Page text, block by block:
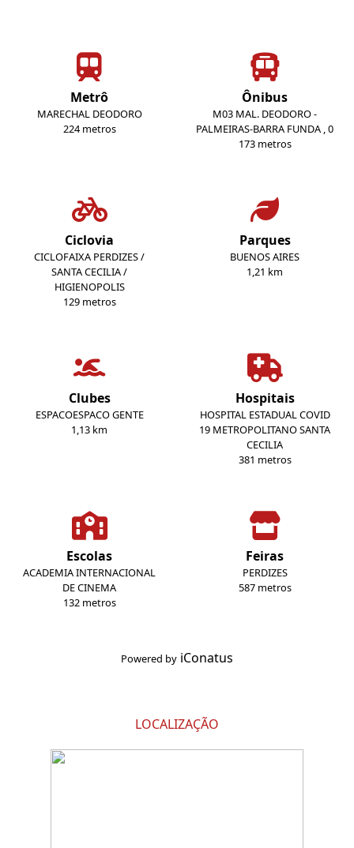
Metrô
MARECHAL DEODORO
224 metros
Ônibus
M03 MAL. DEODORO -
PALMEIRAS-BARRA FUNDA , 0
173 metros
Ciclovia
CICLOFAIXA PERDIZES /
SANTA CECILIA /
HIGIENOPOLIS
129 metros
Parques
BUENOS AIRES
1,21 km
Clubes
ESPACOESPACO GENTE
1,13 km
Hospitais
HOSPITAL ESTADUAL COVID
19 METROPOLITANO SANTA
CECILIA
381 metros
Escolas
ACADEMIA INTERNACIONAL
DE CINEMA
132 metros
Feiras
PERDIZES
587 metros
Powered by iConatus
LOCALIZAÇÃO